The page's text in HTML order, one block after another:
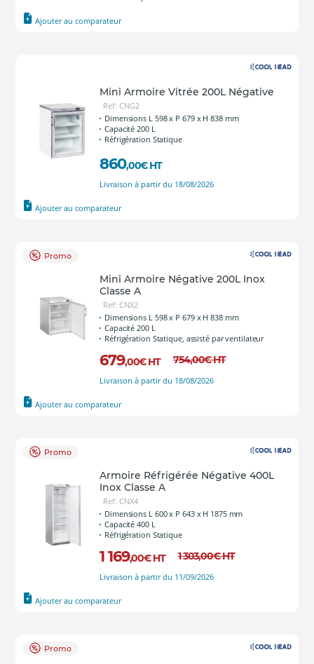
Ajouter au comparateur
Mini Armoire Vitrée 200L Négative
Ref: CNG2
Dimensions L 598 x P 679 x H 838 mm
Capacité 200 L
Réfrigération Statique
860,00€ HT
Livraison à partir du 18/08/2026
Ajouter au comparateur
Promo
Mini Armoire Négative 200L Inox
Classe A
Ref: CNX2
Dimensions L 598 x P 679 x H 838 mm
Capacité 200 L
Réfrigération Statique, assisté par ventilateur
679,00€ HT 754,00€HT
Livraison à partir du 18/08/2026
Ajouter au comparateur
Promo
Armoire Réfrigérée Négative 400L
Inox Classe A
Ref: CNX4
Dimensions L 600 x P 643 x H 1875 mm
Capacité 400 L
Réfrigération Statique
1 169,00€ HT 1 303,00€HT
Livraison à partir du 11/09/2026
Ajouter au comparateur
Promo